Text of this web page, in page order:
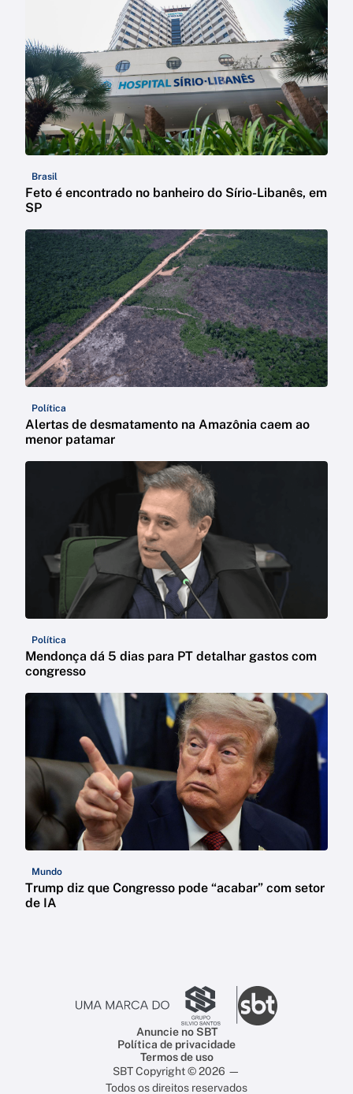
Brasil
Feto é encontrado no banheiro do Sírio-Libanês, em
SP
Política
Alertas de desmatamento na Amazônia caem ao
menor patamar
Política
Mendonça dá 5 dias para PT detalhar gastos com
congresso
Mundo
Trump diz que Congresso pode “acabar” com setor
de IA
Anuncie no SBT
Política de privacidade
Termos de uso
SBT Copyright © 2026 —
Todos os direitos reservados